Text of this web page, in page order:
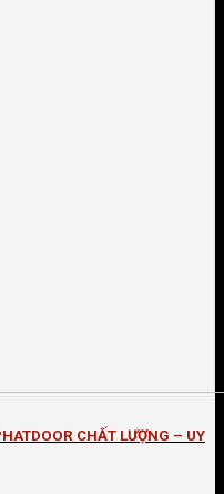
CHẤT LƯỢNG – UY